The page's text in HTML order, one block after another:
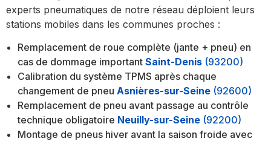
experts pneumatiques de notre réseau déploient leurs
stations mobiles dans les communes proches :
Remplacement de roue complète (jante + pneu) en
cas de dommage important Saint-Denis (93200)
Calibration du système TPMS après chaque
changement de pneu Asnières-sur-Seine (92600)
Remplacement de pneu avant passage au contrôle
technique obligatoire Neuilly-sur-Seine (92200)
Montage de pneus hiver avant la saison froide avec